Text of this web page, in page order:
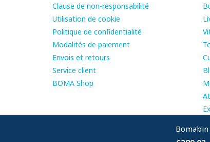
Bomabin
Clause de non-responsabilité
Utilisation de cookie
Politique de confidentialité
Modalités de paiement
Envois et retours
Service client
BOMA Shop